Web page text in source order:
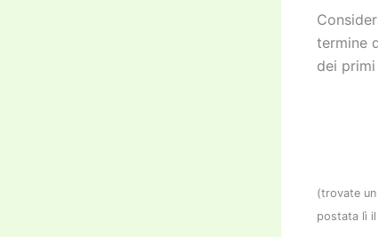
termine
dei primi
(trovate
postata lì il